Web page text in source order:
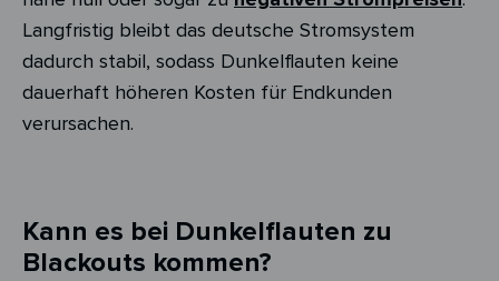
Langfristig bleibt das deutsche Stromsystem
dadurch stabil, sodass Dunkelflauten keine
dauerhaft höheren Kosten für Endkunden
verursachen.
Kann es bei Dunkelflauten zu
Blackouts kommen?